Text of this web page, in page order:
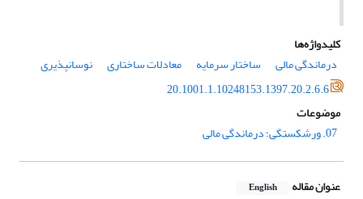
کلیدواژه‌ها
درماندگی مالی
ساختار سرمایه معادلات ساختاری
نوسان‏پذیری
20.1001.1.10248153.1397.20.2.6.6
موضوعات
07. ورشکستگی؛ درماندگی مالی
عنوان مقاله English